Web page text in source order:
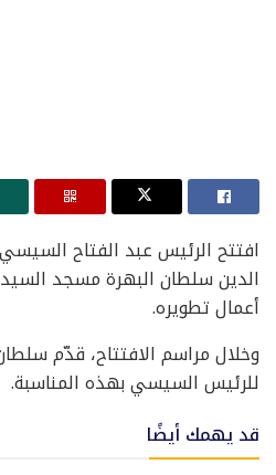
افتتح الرئيس عبد الفتاح
الدين سلطان البهرة مسجد
أعمال تطويره.
وخلال مراسم الافتتاح، قدّم
للرئيس السيسي بهذه المناسبة.
قد يهمك أيضًا